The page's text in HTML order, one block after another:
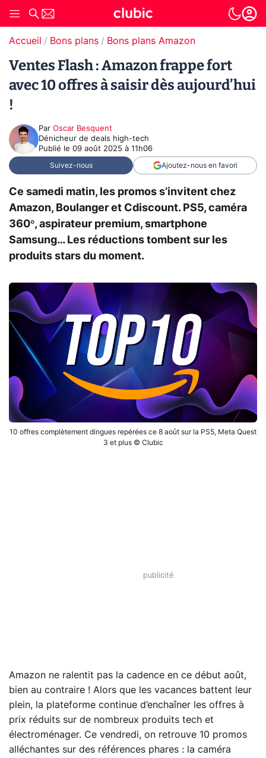
Accueil Bons plans Bons plans Amazon
Ventes Flash : Amazon frappe fort
avec 10 offres à saisir dès aujourd’hui
!
Par Oscar Besquent
Dénicheur de deals high-tech
Publié le 09 août 2025 à 11h06
Suivez-nous Ajoutez-nous en favori
Ce samedi matin, les promos s’invitent chez
Amazon, Boulanger et Cdiscount. PS5, caméra
360°, aspirateur premium, smartphone
Samsung… Les réductions tombent sur les
produits stars du moment.
10 offres complètement dingues repérées ce 8 août sur la PS5, Meta Quest
3 et plus © Clubic
Amazon ne ralentit pas la cadence en ce début août,
bien au contraire ! Alors que les vacances battent leur
plein, la plateforme continue d’enchaîner les offres à
prix réduits sur de nombreux produits tech et
électroménager. Ce vendredi, on retrouve 10 promos
alléchantes sur des références phares : la caméra